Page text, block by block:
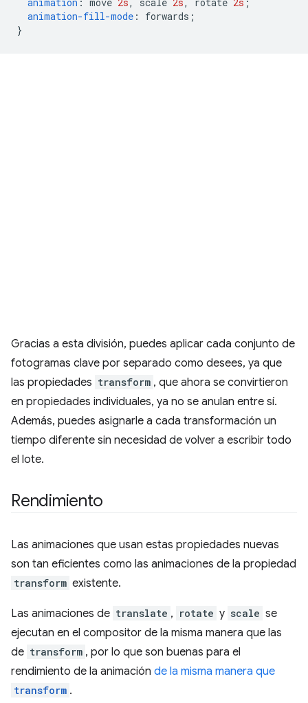
animation-fill-mode : forwards ;
}
Gracias a esta división, puedes aplicar cada conjunto de
fotogramas clave por separado como desees, ya que
las propiedades transform , que ahora se convirtieron
en propiedades individuales, ya no se anulan entre sí.
Además, puedes asignarle a cada transformación un
tiempo diferente sin necesidad de volver a escribir todo
el lote.
Rendimiento
Las animaciones que usan estas propiedades nuevas
son tan eficientes como las animaciones de la propiedad
transform existente.
Las animaciones de translate , rotate y scale se
ejecutan en el compositor de la misma manera que las
de transform , por lo que son buenas para el
rendimiento de la animación de la misma manera que
transform .